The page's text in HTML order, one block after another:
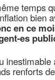
temps
bien
en ce
es
renforts